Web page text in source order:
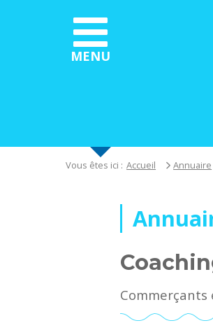
MENU
Vous êtes ici : Accueil Annuaire